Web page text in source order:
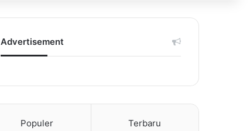
Advertisement
Populer Terbaru